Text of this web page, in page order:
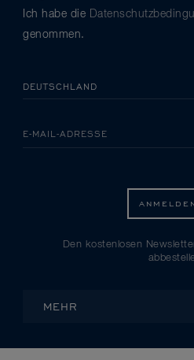
Ich habe die
genommen.
E-MAIL-ADRESSE
Den kostenlosen
MEHR